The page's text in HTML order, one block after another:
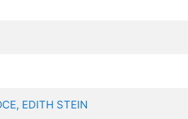
EDITH STEIN